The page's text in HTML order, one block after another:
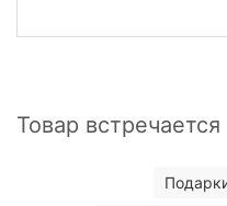
Товар встречается